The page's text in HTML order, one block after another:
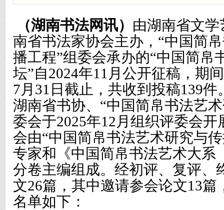
（湖南书法网讯） 由湖南省文
南省书法家协会主办， “中国简
播工程”组委会承办的“中国简帛
坛”自2024年11月公开征稿，期
7月31日截止，共收到投稿139
湖南省书协、“中国简帛书法艺
委会于2025年12月组织评委会
会由“中国简帛书法艺术研究与
专家和《中国简帛书法艺术大系
分卷主编组成。经初评、复评、
文26篇，其中邀请参会论文13篇
名单如下：